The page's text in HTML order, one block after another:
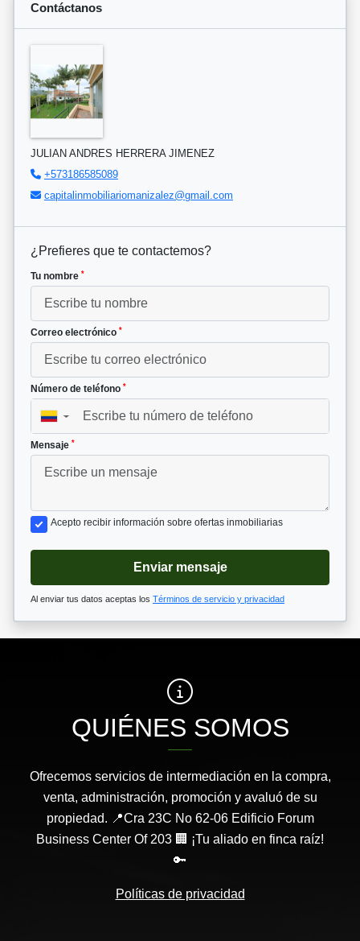
Contáctanos
JULIAN ANDRES HERRERA JIMENEZ
+573186585089
capitalinmobiliariomanizalez@gmail.com
¿Prefieres que te contactemos?
Tu nombre *
Correo electrónico *
Número de teléfono *
▼
Mensaje *
Acepto recibir información sobre ofertas inmobiliarias
Enviar mensaje
Al enviar tus datos aceptas los Términos de servicio y privacidad
QUIÉNES SOMOS
Ofrecemos servicios de intermediación en la compra,
venta, administración, promoción y avaluó de su
propiedad. 📍Cra 23C No 62-06 Edificio Forum
Business Center Of 203 🏢 ¡Tu aliado en finca raíz!
🔑
Políticas de privacidad